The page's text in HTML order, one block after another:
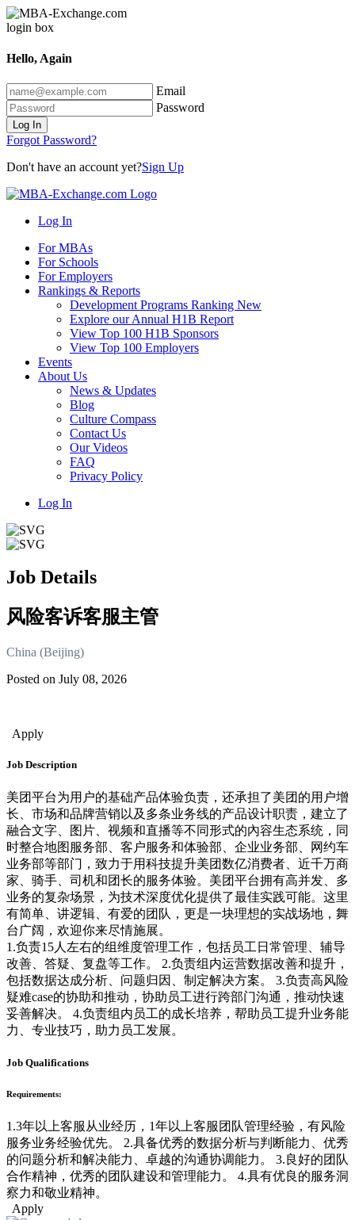
Hello, Again
Email
Password
Log In
Forgot Password?
Don't have an account yet?Sign Up
Log In
For MBAs
For Schools
For Employers
Rankings & Reports
Development Programs Ranking New
Explore our Annual H1B Report
View Top 100 H1B Sponsors
View Top 100 Employers
Events
About Us
News & Updates
Blog
Culture Compass
Contact Us
Our Videos
FAQ
Privacy Policy
Log In
Job Details
风险客诉客服主管
China (Beijing)
Posted on July 08, 2026
Apply
Job Description
美团平台为用户的基础产品体验负责，还承担了美团的用户增
长、市场和品牌营销以及多条业务线的产品设计职责，建立了
融合文字、图片、视频和直播等不同形式的內容生态系统，同
时整合地图服务部、客户服务和体验部、企业业务部、网约车
业务部等部门，致力于用科技提升美团数亿消费者、近千万商
家、骑手、司机和团长的服务体验。美团平台拥有高并发、多
业务的复杂场景，为技术深度优化提供了最佳实践可能。这里
有简单、讲逻辑、有爱的团队，更是一块理想的实战场地，舞
台广阔，欢迎你来尽情施展。
1.负责15人左右的组维度管理工作，包括员工日常管理、辅导
改善、答疑、复盘等工作。 2.负责组内运营数据改善和提升，
包括数据达成分析、问题归因、制定解决方案。 3.负责高风险
疑难case的协助和推动，协助员工进行跨部门沟通，推动快速
妥善解决。 4.负责组内员工的成长培养，帮助员工提升业务能
力、专业技巧，助力员工发展。
Job Qualifications
Requirements:
1.3年以上客服从业经历，1年以上客服团队管理经验，有风险
服务业务经验优先。 2.具备优秀的数据分析与判断能力、优秀
的问题分析和解决能力、卓越的沟通协调能力。 3.良好的团队
合作精神，优秀的团队建设和管理能力。 4.具有优良的服务洞
察力和敬业精神。
Apply